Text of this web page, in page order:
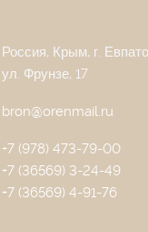
Россия, Крым, г.
ул. Фрунзе, 17
bron@orenmail.ru
+7 (978) 473-79-00
+7 (36569) 3-24-49
+7 (36569) 4-91-76